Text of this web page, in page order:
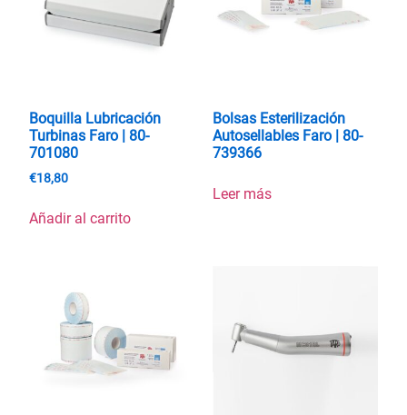
Boquilla Lubricación
Turbinas Faro | 80-
701080
€18,80
Añadir al carrito
Bolsas Esterilización
Autosellables Faro | 80-
739366
Leer más